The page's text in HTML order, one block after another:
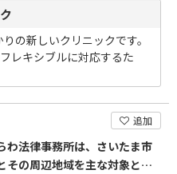
の新しいクリニックです。
レキシブルに対応するた
追加
わ法律事務所は、さいたま市
その周辺地域を主な対象とす